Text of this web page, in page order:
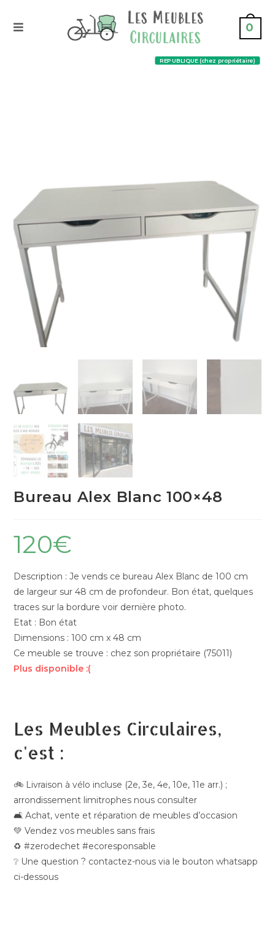
0
REPUBLIQUE (chez propriétaire)
Bureau Alex Blanc 100×48
120€
Description : Je vends ce bureau Alex Blanc de 100 cm
de largeur sur 48 cm de profondeur. Bon état, quelques
traces sur la bordure voir dernière photo.
Etat : Bon état
Dimensions : 100 cm x 48 cm
Ce meuble se trouve : chez son propriétaire (75011)
Plus disponible :(
Les Meubles Circulaires,
c'est :
🚲 Livraison à vélo incluse (2e, 3e, 4e, 10e, 11e arr.) ;
arrondissement limitrophes nous consulter
🛋️ Achat, vente et réparation de meubles d’occasion
💚 Vendez vos meubles sans frais
♻️ #zerodechet #ecoresponsable
❔ Une question ? contactez-nous via le bouton whatsapp
ci-dessous